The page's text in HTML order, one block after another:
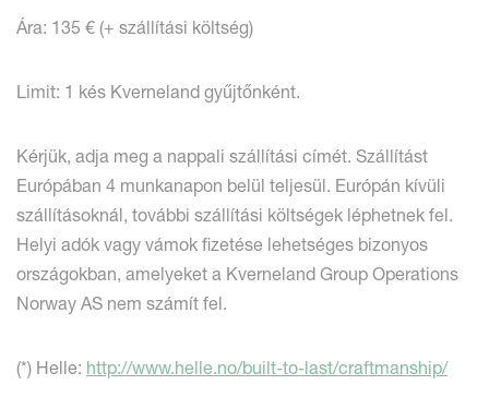
Ára: 135 € (+ szállítási költség)
Limit: 1 kés Kverneland gyűjtőnként.
Kérjük, adja meg a nappali szállítási címét. Szállítást
Európában 4 munkanapon belül teljesül. Európán kívüli
szállításoknál, további szállítási költségek léphetnek fel.
Helyi adók vagy vámok fizetése lehetséges bizonyos
országokban, amelyeket a Kverneland Group Operations
Norway AS nem számít fel.
(*) Helle: http://www.helle.no/built-to-last/craftmanship/